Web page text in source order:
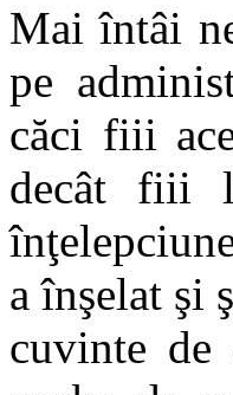
Mai întâi
pe
căci fiii
decât fiii
a înşelat şi
cuvinte de